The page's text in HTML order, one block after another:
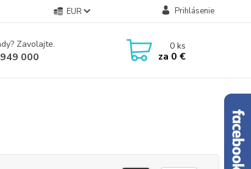
EUR Prihlásenie
Zavolajte.
000
0ks
za 0 €